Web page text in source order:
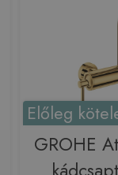
Előleg
GROHE